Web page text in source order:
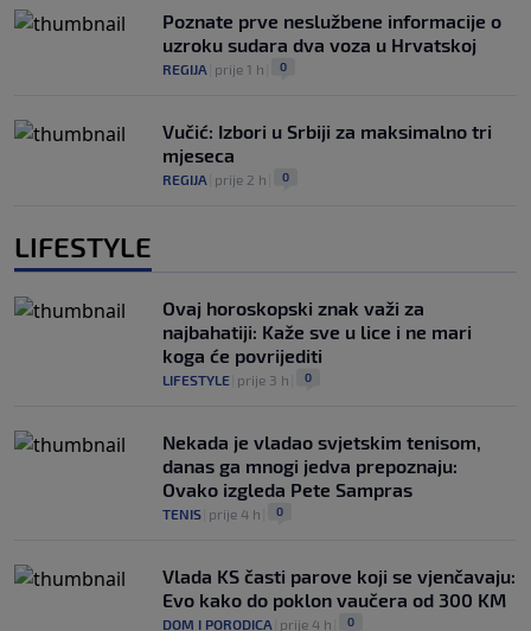
Poznate prve neslužbene informacije o
uzroku sudara dva voza u Hrvatskoj
REGIJA prije 1 h 0
Vučić: Izbori u Srbiji za maksimalno tri
mjeseca
REGIJA prije 2 h 0
LIFESTYLE
Ovaj horoskopski znak važi za
najbahatiji: Kaže sve u lice i ne mari
koga će povrijediti
LIFESTYLE prije 3 h 0
Nekada je vladao svjetskim tenisom,
danas ga mnogi jedva prepoznaju:
Ovako izgleda Pete Sampras
TENIS prije 4 h 0
Vlada KS časti parove koji se vjenčavaju:
Evo kako do poklon vaučera od 300 KM
DOM I PORODICA prije 4 h 0